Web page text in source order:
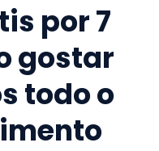
por 7
gostar
todo o